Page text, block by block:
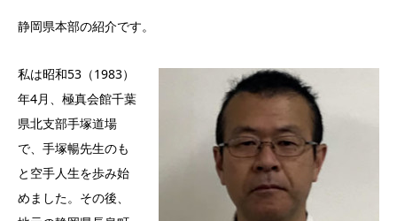
静岡県本部の紹介です。
私は昭和53（1983）
年4月、極真会館千葉
県北支部手塚道場
で、手塚暢先生のも
と空手人生を歩み始
めました。その後、